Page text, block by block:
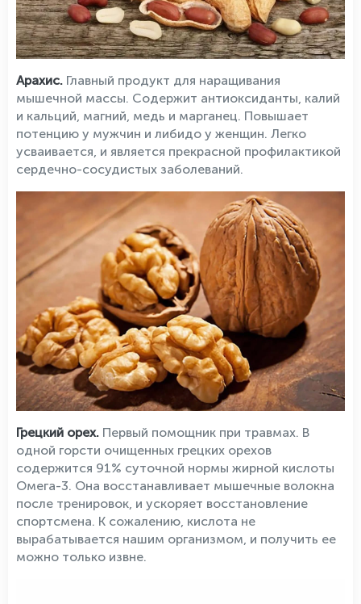
Арахис. Главный продукт для наращивания
мышечной массы. Содержит антиоксиданты, калий
и кальций, магний, медь и марганец. Повышает
потенцию у мужчин и либидо у женщин. Легко
усваивается, и является прекрасной профилактикой
сердечно-сосудистых заболеваний.
Грецкий орех. Первый помощник при травмах. В
одной горсти очищенных грецких орехов
содержится 91% суточной нормы жирной кислоты
Омега-3. Она восстанавливает мышечные волокна
после тренировок, и ускоряет восстановление
спортсмена. К сожалению, кислота не
вырабатывается нашим организмом, и получить ее
можно только извне.